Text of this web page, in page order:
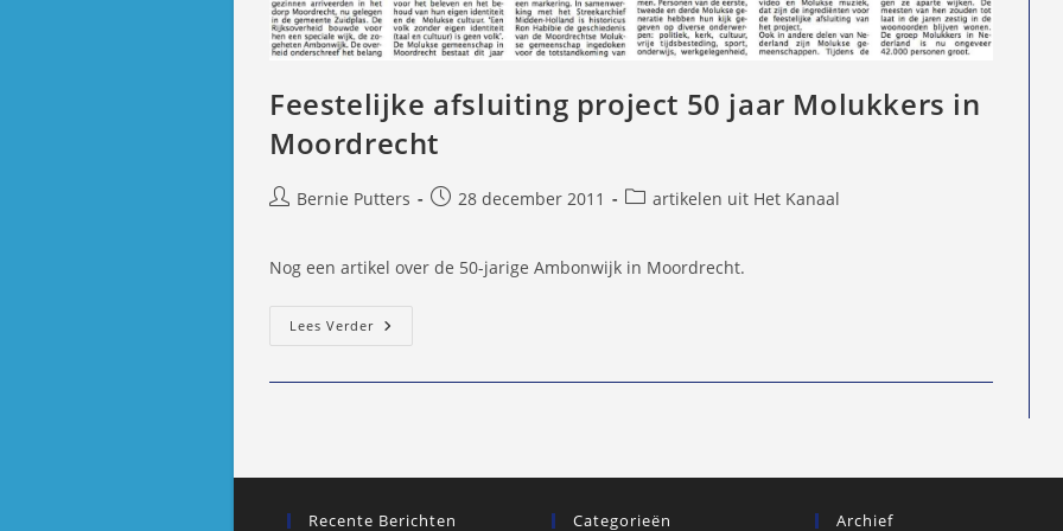
Feestelijke afsluiting project 50 jaar Molukkers in
Moordrecht
BerichtBernie Putters
Bericht28 december 2011 Berichtcategorie:
artikelen uit Het Kanaal
Nog een artikel over de 50-jarige Ambonwijk in Moordrecht.
Lees VerderFeestelijke
Recente Berichten Categorieën Archief